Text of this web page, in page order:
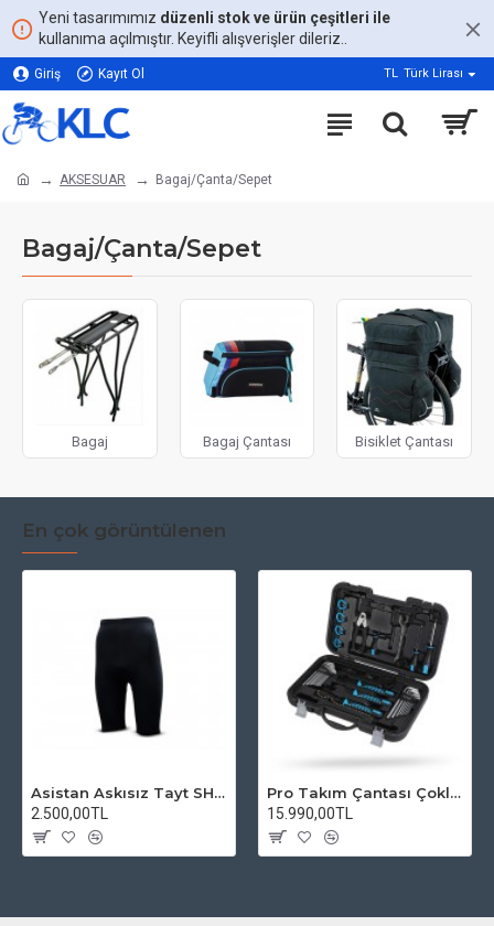
Yeni tasarımımız düzenli stok ve ürün çeşitleri ile
kullanıma açılmıştır. Keyifli alışverişler dileriz..
Giriş Kayıt Ol TL Türk Lirası
AKSESUAR Bagaj/Çanta/Sepet
Bagaj/Çanta/Sepet
Bagaj Bagaj Çantası Bisiklet Çantası
En çok görüntülenen
Asistan Askısız Tayt SH20 Pedli Siyah
2.500,00TL
Pro Takım Çantası Çoklu Tamir Seti
15.990,00TL